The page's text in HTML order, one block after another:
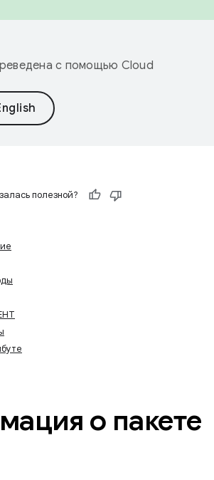
с помощью Cloud
полезной?
о пакете